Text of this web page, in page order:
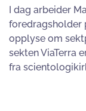
I dag arbeider
foredragsholder
opplyse om
sekten ViaTerra
fra